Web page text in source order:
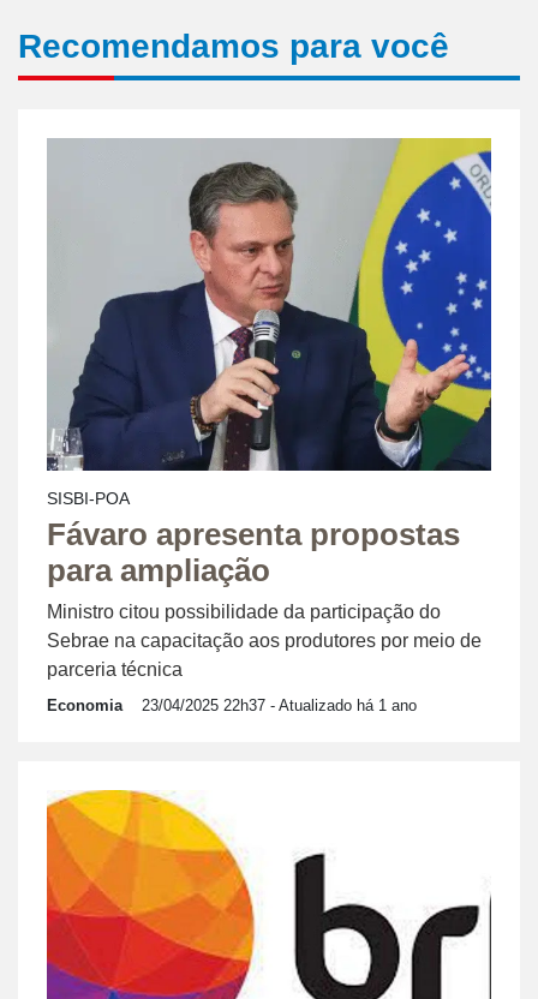
Recomendamos para você
SISBI-POA
Fávaro apresenta propostas
para ampliação
Ministro citou possibilidade da participação do
Sebrae na capacitação aos produtores por meio de
parceria técnica
Economia 23/04/2025 22h37 - Atualizado há 1 ano